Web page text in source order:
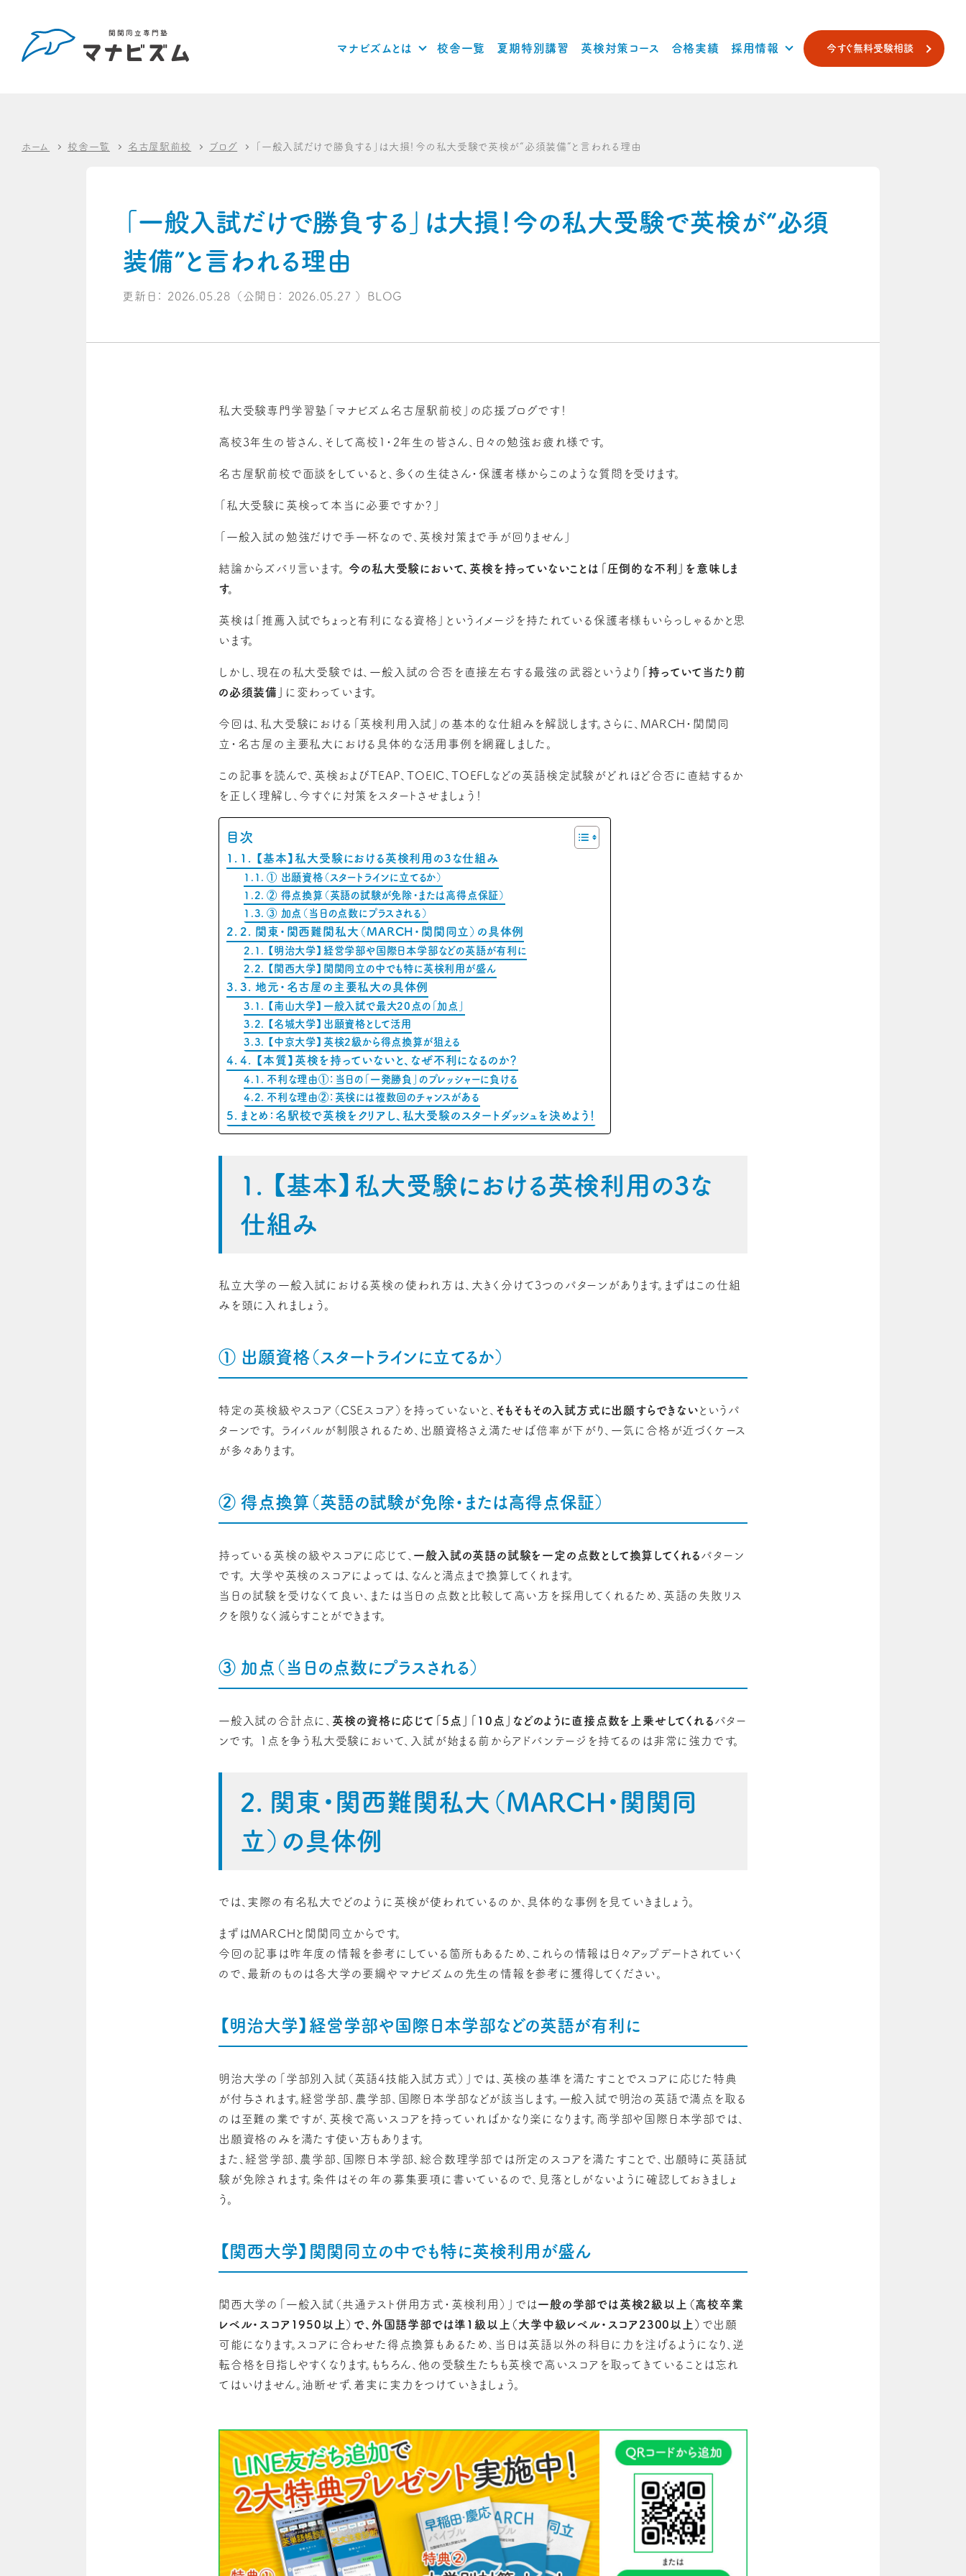
マナビズムとは 校舎一覧 夏期特別講習 英検対策コース 合格実績 採用情報 今すぐ無料受験相談
ホーム 校舎一覧 名古屋駅前校 ブログ 「一般入試だけで勝負する」は大損！今の私大受験で英検が“必須装備”と言われる理由
「一般入試だけで勝負する」は大損！今の私大受験で英検が“必須
装備”と言われる理由
更新日： 2026.05.28 （公開日： 2026.05.27 ） BLOG
私大受験専門学習塾「マナビズム名古屋駅前校」の応援ブログです！
高校3年生の皆さん、そして高校1・2年生の皆さん、日々の勉強お疲れ様です。
名古屋駅前校で面談をしていると、多くの生徒さん・保護者様からこのような質問を受けます。
「私大受験に英検って本当に必要ですか？」
「一般入試の勉強だけで手一杯なので、英検対策まで手が回りません」
結論からズバリ言います。 今の私大受験において、英検を持っていないことは「圧倒的な不利」を意味しま
す。
英検は「推薦入試でちょっと有利になる資格」というイメージを持たれている保護者様もいらっしゃるかと思
います。
しかし、現在の私大受験では、一般入試の合否を直接左右する最強の武器というより
「持っていて当たり前
の必須装備」
に変わっています。
今回は、私大受験における「英検利用入試」の基本的な仕組みを解説します。さらに、MARCH・関関同
立・名古屋の主要私大における具体的な活用事例を網羅しました。
この記事を読んで、英検およびTEAP、TOEIC、TOEFLなどの英語検定試験がどれほど合否に直結するか
を正しく理解し、今すぐに対策をスタートさせましょう！
目次
1. 【基本】私大受験における英検利用の3な仕組み
① 出願資格（スタートラインに立てるか）
② 得点換算（英語の試験が免除・または高得点保証）
③ 加点（当日の点数にプラスされる）
2. 関東・関西難関私大（MARCH・関関同立）の具体例
【明治大学】経営学部や国際日本学部などの英語が有利に
【関西大学】関関同立の中でも特に英検利用が盛ん
3. 地元・名古屋の主要私大の具体例
【南山大学】一般入試で最大20点の「加点」
【名城大学】出願資格として活用
【中京大学】英検2級から得点換算が狙える
4. 【本質】英検を持っていないと、なぜ不利になるのか？
不利な理由①：当日の「一発勝負」のプレッシャーに負ける
不利な理由②：英検には複数回のチャンスがある
まとめ：名駅校で英検をクリアし、私大受験のスタートダッシュを決めよう！
1. 【基本】私大受験における英検利用の3な
仕組み
私立大学の一般入試における英検の使われ方は、大きく分けて3つのパターンがあります。まずはこの仕組
みを頭に入れましょう。
① 出願資格（スタートラインに立てるか）
特定の英検級やスコア（CSEスコア）を持っていないと、 そもそもその入試方式に出願すらできないというパ
ターンです。 ライバルが制限されるため、出願資格さえ満たせば倍率が下がり、一気に合格が近づくケース
が多々あります。
② 得点換算（英語の試験が免除・または高得点保証）
持っている英検の級やスコアに応じて、 一般入試の英語の試験を一定の点数として換算してくれるパターン
です。 大学や英検のスコアによっては、なんと満点まで換算してくれます。
当日の試験を受けなくて良い、または当日の点数と比較して高い方を採用してくれるため、英語の失敗リス
クを限りなく減らすことができます。
③ 加点（当日の点数にプラスされる）
一般入試の合計点に、 英検の資格に応じて「5点」「10点」などのように直接点数を上乗せしてくれるパター
ンです。 1点を争う私大受験において、入試が始まる前からアドバンテージを持てるのは非常に強力です。
2. 関東・関西難関私大（MARCH・関関同
立）の具体例
では、実際の有名私大でどのように英検が使われているのか、具体的な事例を見ていきましょう。
まずはMARCHと関関同立からです。
今回の記事は昨年度の情報を参考にしている箇所もあるため、これらの情報は日々アップデートされていく
ので、最新のものは各大学の要綱やマナビズムの先生の情報を参考に獲得してください。
【明治大学】経営学部や国際日本学部などの英語が有利に
明治大学の「学部別入試（英語4技能入試方式）」では、英検の基準を満たすことでスコアに応じた特典
が付与されます。経営学部、農学部、国際日本学部などが該当します。一般入試で明治の英語で満点を取る
のは至難の業ですが、英検で高いスコアを持っていればかなり楽になります。商学部や国際日本学部では、
出願資格のみを満たす使い方もあります。
また、経営学部、農学部、国際日本学部、総合数理学部では所定のスコアを満たすことで、出願時に英語試
験が免除されます。条件はその年の募集要項に書いているので、見落としがないように確認しておきましょ
う。
【関西大学】関関同立の中でも特に英検利用が盛ん
関西大学の「一般入試（共通テスト併用方式・英検利用）」では一般の学部では英検2級以上（高校卒業
レベル・スコア1950以上）で、外国語学部では準1級以上（大学中級レベル・スコア2300以上） で出願
可能になります。スコアに合わせた得点換算もあるため、当日は英語以外の科目に力を注げるようになり、逆
転合格を目指しやすくなります。もちろん、他の受験生たちも英検で高いスコアを取ってきていることは忘れ
てはいけません。油断せず、着実に実力をつけていきましょう。